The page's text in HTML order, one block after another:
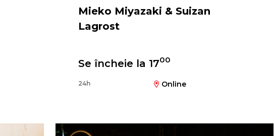
Mieko Miyazaki & Suizan
Lagrost
Se încheie la 1700
24h Online